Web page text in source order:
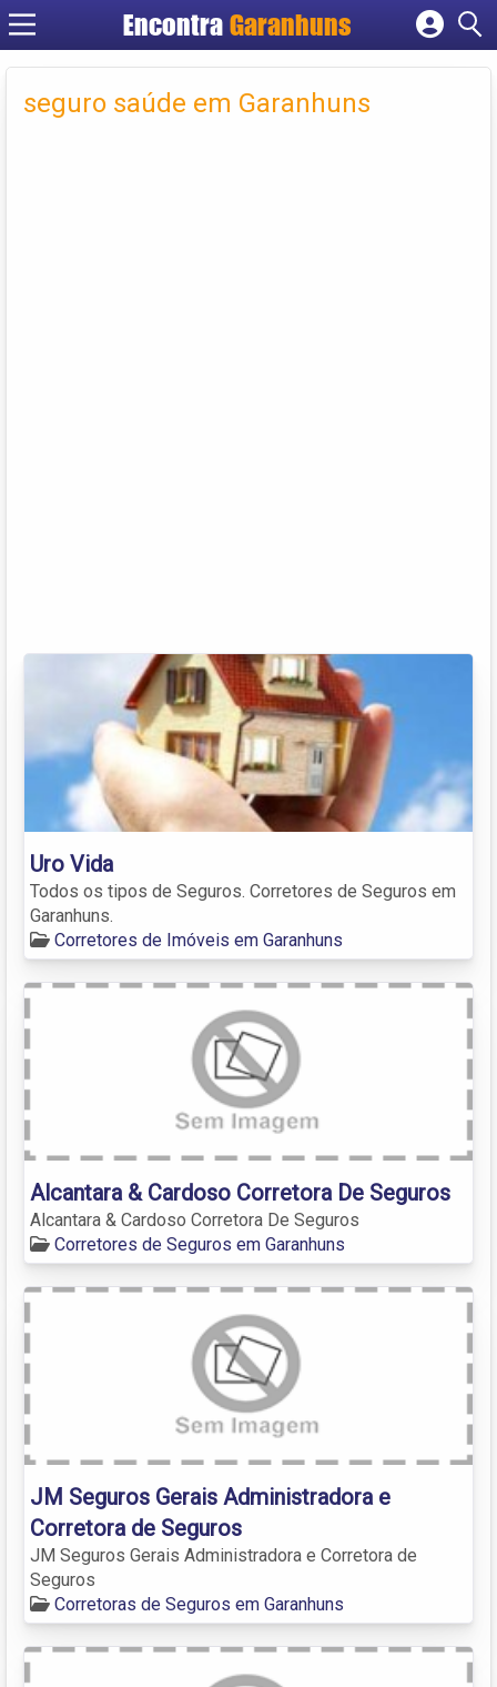
EncontraGaranhuns
Cadastrar empresa
Criar conta
seguro saúde em Garanhuns
Uro Vida
Todos os tipos de Seguros. Corretores de Seguros em
Garanhuns.
Corretores de Imóveis em Garanhuns
Alcantara & Cardoso Corretora De Seguros
Alcantara & Cardoso Corretora De Seguros
Corretores de Seguros em Garanhuns
JM Seguros Gerais Administradora e
Corretora de Seguros
JM Seguros Gerais Administradora e Corretora de
Seguros
Corretoras de Seguros em Garanhuns